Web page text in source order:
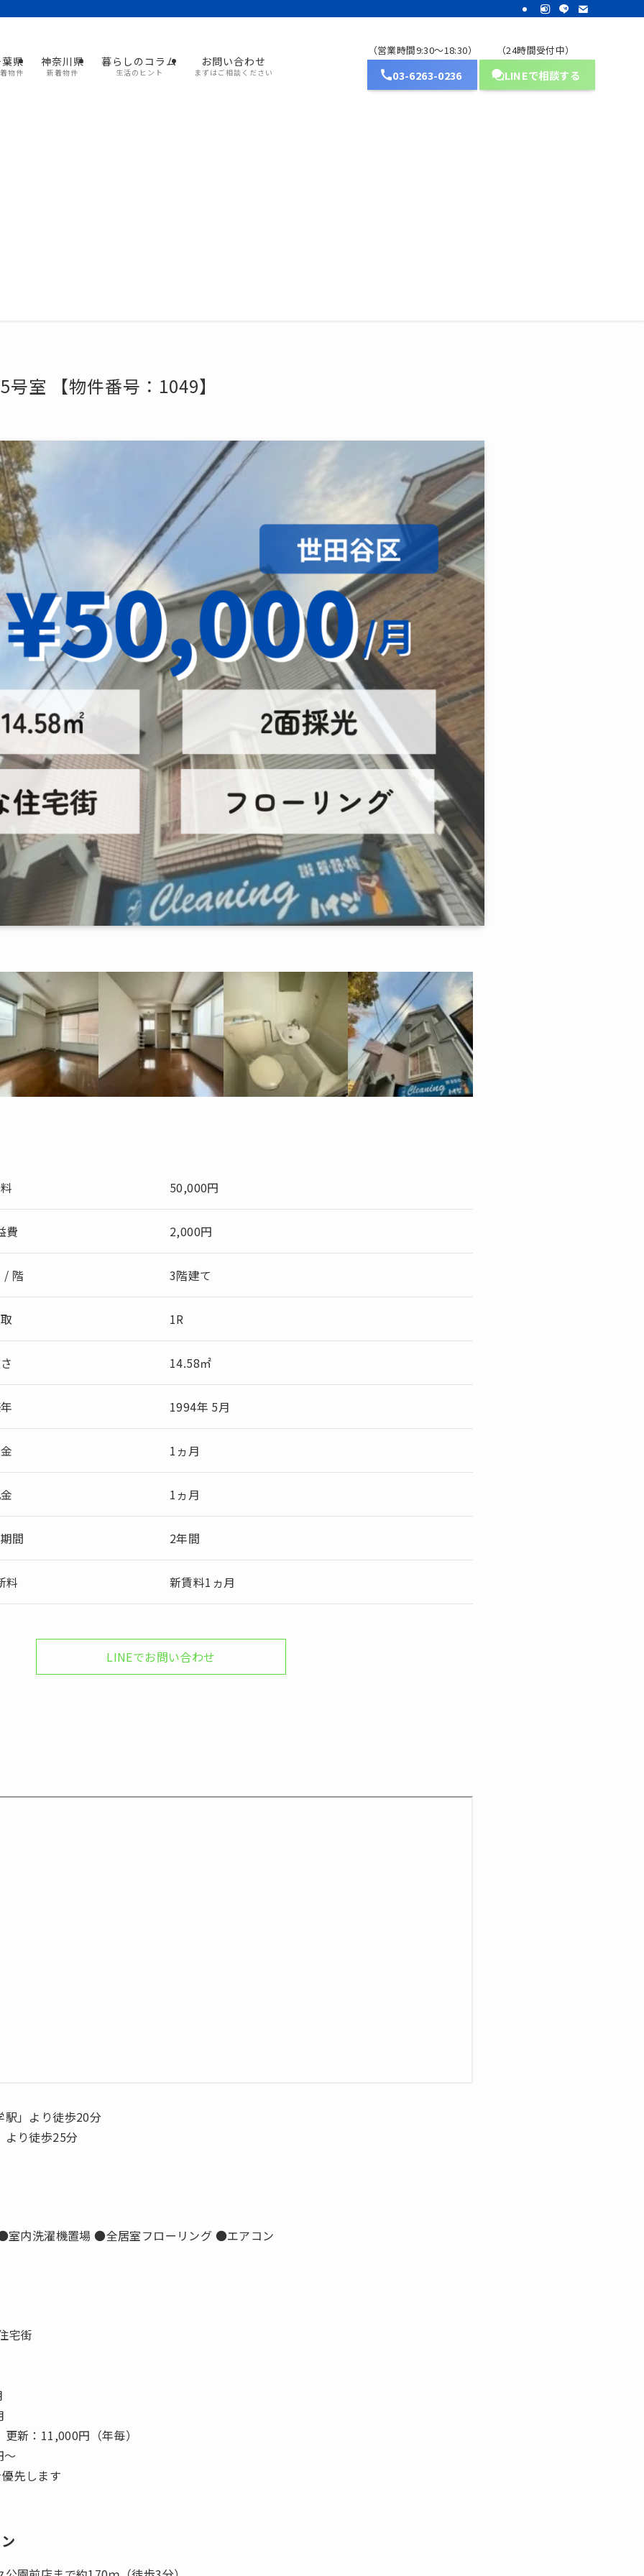
県
物件
神奈川県
新着物件
暮らしのコラム
生活のヒント
お問い合わせ
まずはご相談ください
（営業時間9:30～18:30）
03-6263-0236
（24時間受付中）
LINEで相談する
室 【物件番号：1049】
50,000円
費 2,000円
/ 階 3階建て
1R
14.58㎡
1994年 5月
1ヵ月
1ヵ月
間 2年間
料 新賃料1ヵ月
LINEでお問い合わせ
」より徒歩20分
り徒歩25分
内洗濯機置場 ●全居室フローリング ●エアコン
宅街
新：11,000円（年毎）
先します